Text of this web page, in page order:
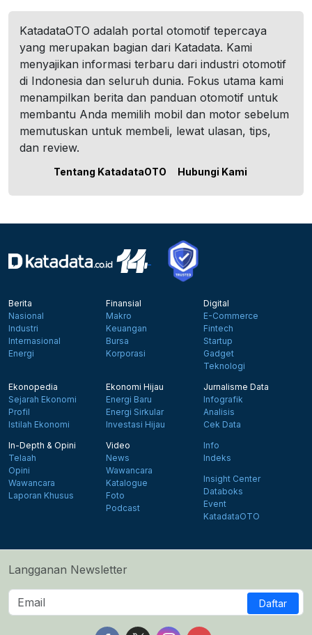
KatadataOTO adalah portal otomotif tepercaya
yang merupakan bagian dari Katadata. Kami
menyajikan informasi terbaru dari industri otomotif
di Indonesia dan seluruh dunia. Fokus utama kami
menampilkan berita dan panduan otomotif untuk
membantu Anda memilih mobil dan motor sebelum
memutuskan untuk membeli, lewat ulasan, tips,
dan review.
Tentang KatadataOTO Hubungi Kami
Berita
Nasional
Industri
Internasional
Energi
Finansial
Makro
Keuangan
Bursa
Korporasi
Digital
E-Commerce
Fintech
Startup
Gadget
Teknologi
Ekonopedia
Sejarah Ekonomi
Profil
Istilah Ekonomi
Ekonomi Hijau
Energi Baru
Energi Sirkular
Investasi Hijau
Jurnalisme Data
Infografik
Analisis
Cek Data
In-Depth & Opini
Telaah
Opini
Wawancara
Laporan Khusus
Video
News
Wawancara
Katalogue
Foto
Podcast
Info
Indeks
Insight Center
Databoks
Event
KatadataOTO
Langganan Newsletter
Daftar